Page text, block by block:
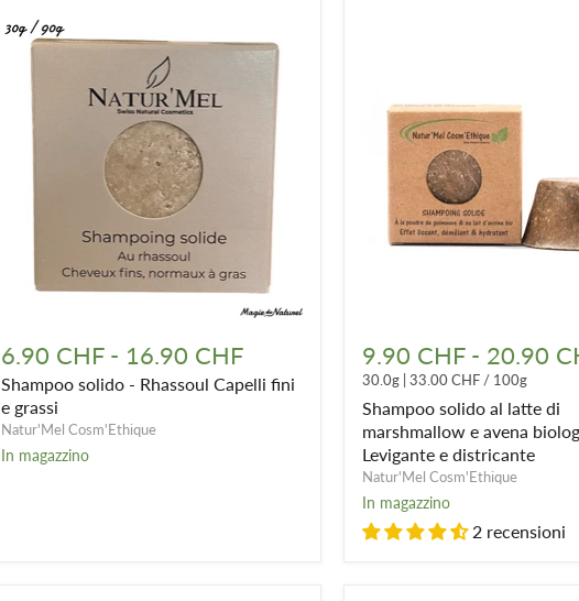
solido
-
Rhassoul
Capelli
fini
e
grassi
6.90 CHF- 16.90 CHF
Shampoo solido - Rhassoul Capelli fini
e grassi
Natur'Mel Cosm'Ethique
In magazzino
solido
al
latte
di
marshmallow
e
avena
biologico
-
Levigante
e
9.90 CHF- 20.90
30.0g 33.00 CHF / 100g
Shampoo solido al latte di
marshmallow e avena
Levigante e districante
Natur'Mel Cosm'Ethique
In magazzino
2 recensioni